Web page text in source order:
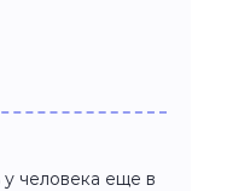
человека еще в